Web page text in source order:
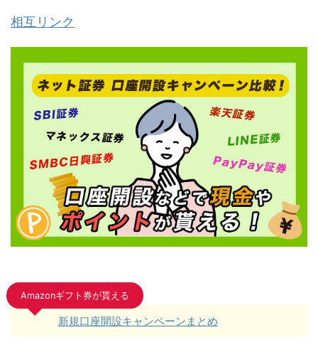
相互リンク
Amazonギフト券が貰える
新規口座開設キャンペーンまとめ